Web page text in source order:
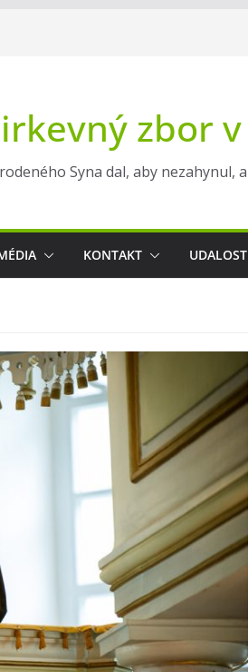
zbor
Syna dal, aby nezahynul,
KONTAKT